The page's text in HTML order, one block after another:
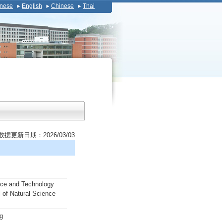
English Chinese Thai
据更新日期：2026/03/03
and Technology
of Natural Science